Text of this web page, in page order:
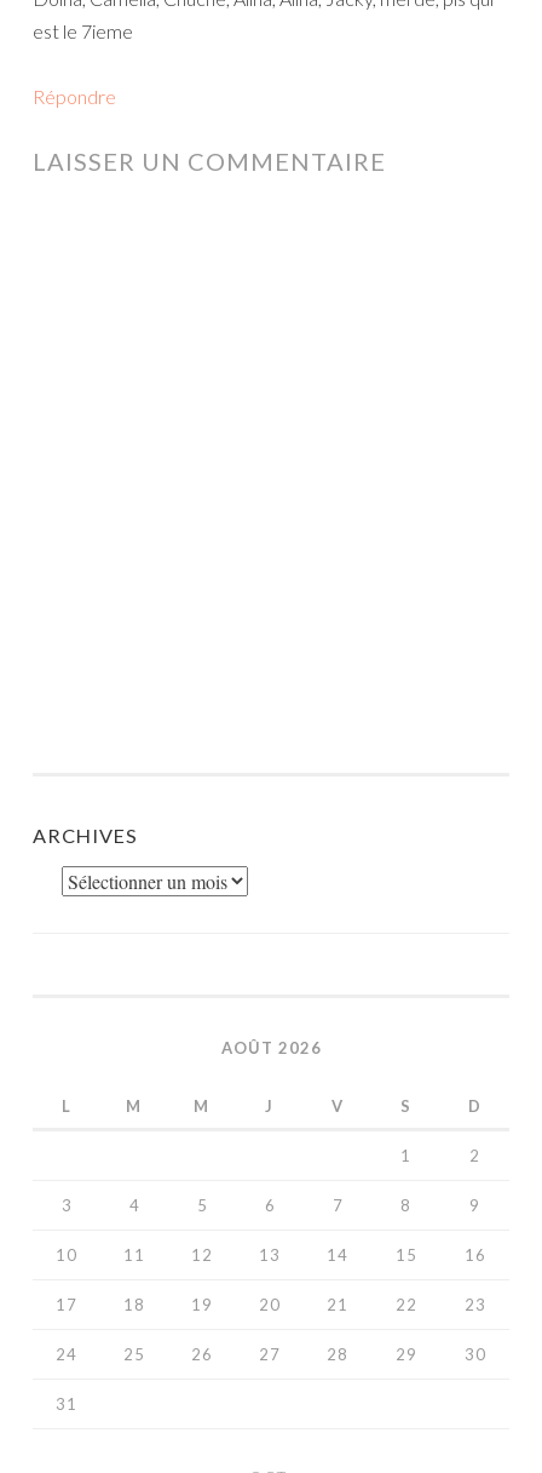
est le 7ieme
Répondre
LAISSER UN COMMENTAIRE
ARCHIVES
Archives
AOÛT 2026
L M M J V S D
1 2
3 4 5 6 7 8 9
10 11 12 13 14 15 16
17 18 19 20 21 22 23
24 25 26 27 28 29 30
31